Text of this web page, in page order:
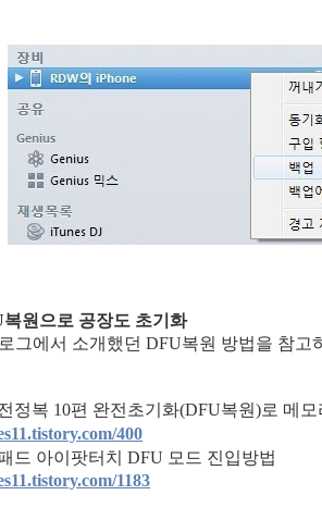
원으로 공장도 초기화
그에서 소개했던 DFU복원 방법을 참고
정복 10편 완전초기화(DFU복원)로 메모
400
드 아이팟터치 DFU 모드 진입방법
1183